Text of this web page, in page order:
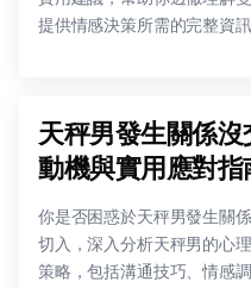
提供情感決策所需的完整資訊
天秤男發生關係
動機與實用應對指
你是否困惑於天秤男發生關
切入，深入分析天秤男的心
策略，包括溝通技巧、情感